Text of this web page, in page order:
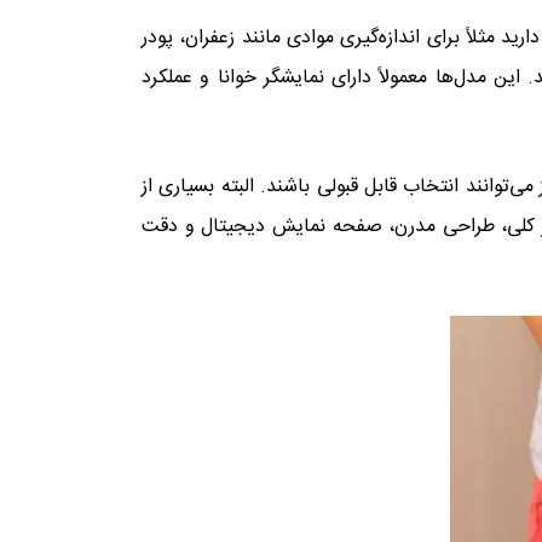
مثلاً برای اندازه‌گیری موادی مانند زعفران، پودر
می‌تواند گزینه‌ای بسیار مناسب باشد. این مدل‌ها معمولاً دارای نمایشگر خوانا و عملکرد
انتخاب قابل قبولی باشند. البته بسیاری از
کلی، طراحی مدرن، صفحه نمایش دیجیتال و دقت